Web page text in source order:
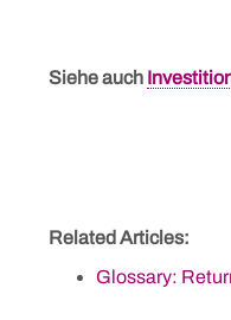
Siehe auch
Related Articles:
Glossary: